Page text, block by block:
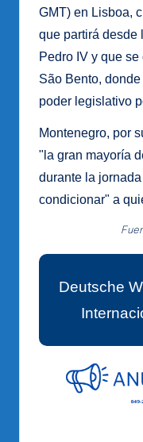
GMT) en Lisboa,
que partirá desde
Pedro IV y que
São Bento,
poder legislativo
Montenegro, por
"la gran mayoría
durante la
condicionar" a
Deutsche